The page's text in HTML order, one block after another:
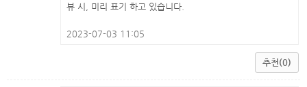
뷰 시, 미리 표기 하고 있습니다.
2023-07-03 11:05
추천(0)